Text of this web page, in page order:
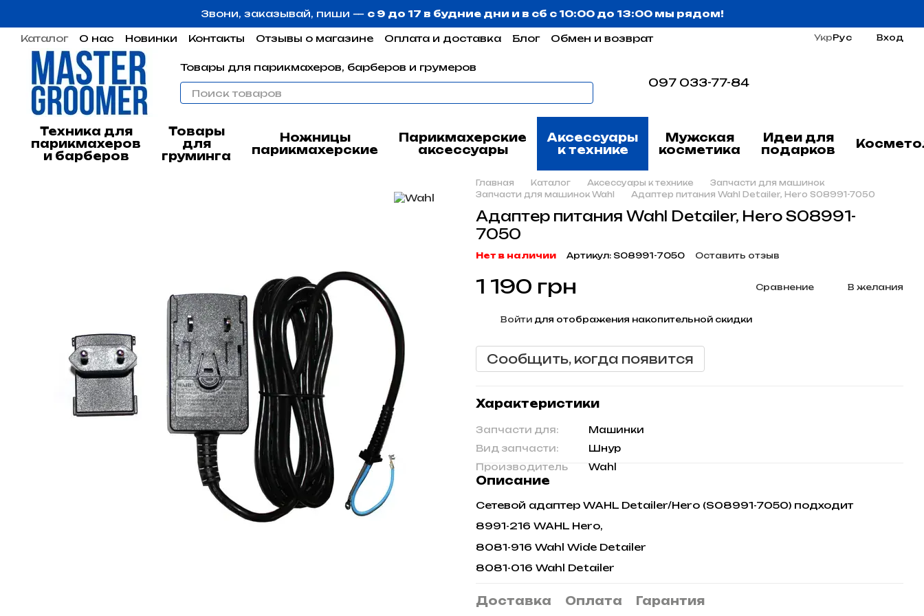
Звони, заказывай, пиши — с 9 до 17 в будние дни и в сб с 10:00 до 13:00 мы рядом!
Каталог О нас Новинки Контакты Отзывы о магазине Оплата и доставка Блог
Обмен и возврат
Пользовательское соглашение
УкрРус Вход
Товары для парикмахеров, барберов и грумеров
097 033-77-84
Техника для
парикмахеров
и барберов
Товары
для
груминга
Ножницы
парикмахерские
Парикмахерские
аксессуары
Аксессуары
к технике
Мужская
косметика
Идеи для
подарков
Главная Каталог Аксессуары к технике
Запчасти для машинок
Запчасти для машинок Wahl
Адаптер питания Wahl Detailer, Hero S08991-7050
Адаптер питания Wahl Detailer, Hero S08991-
7050
Нет в наличии Артикул: S08991-7050 Оставить отзыв
1 190 грн Сравнение В желания
Войти для отображения накопительной скидки
Сообщить, когда появится
Характеристики
Запчасти для:
Машинки
Вид запчасти:
Шнур
Производитель
Wahl
Описание
Сетевой адаптер WAHL Detailer/Hero (S08991-7050) подходит
8991-216 WAHL Hero,
8081-916 Wahl Wide Detailer
8081-016 Wahl Detailer
Доставка Оплата Гарантия